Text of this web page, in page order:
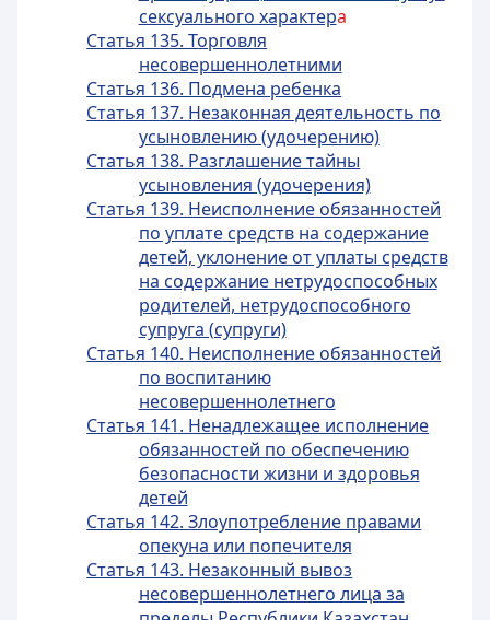
сексуального характера
Статья 135. Торговля
несовершеннолетними
Статья 136. Подмена ребенка
Статья 137. Незаконная деятельность по
усыновлению (удочерению)
Статья 138. Разглашение тайны
усыновления (удочерения)
Статья 139. Неисполнение обязанностей
по уплате средств на содержание
детей, уклонение от уплаты средств
на содержание нетрудоспособных
родителей, нетрудоспособного
супруга (супруги)
Статья 140. Неисполнение обязанностей
по воспитанию
несовершеннолетнего
Статья 141. Ненадлежащее исполнение
обязанностей по обеспечению
безопасности жизни и здоровья
детей
Статья 142. Злоупотребление правами
опекуна или попечителя
Статья 143. Незаконный вывоз
несовершеннолетнего лица за